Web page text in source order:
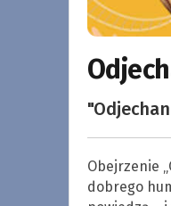
Obejrzenie
dobrego